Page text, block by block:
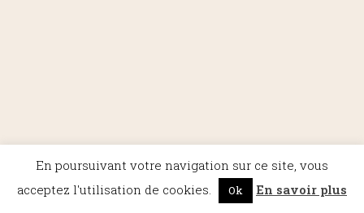
En poursuivant votre navigation sur ce site, vous
acceptez l'utilisation de cookies.
Ok En savoir plus